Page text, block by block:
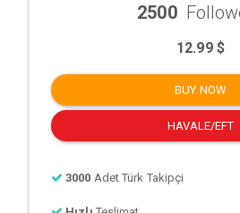
2500
12.99 $
BUY NOW
HAVALE/EFT
3000 Adet Türk Takipçi